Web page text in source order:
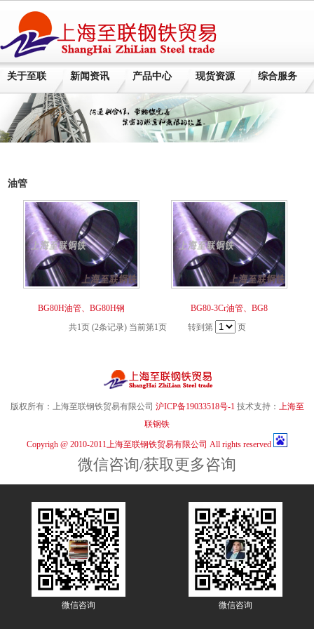
关于至联 新闻资讯 产品中心 现货资源 综合服务
油管
BG80H油管、BG80H钢
BG80-3Cr油管、BG8
共1页 (2条记录) 当前第1页 转到第
页
版权所有：上海至联钢铁贸易有限公司 沪ICP备19033518号-1技术支持： 上海至
联钢铁
Copyrigh @ 2010-2011上海至联钢铁贸易有限公司 All rights reserved
微信咨询/获取更多咨询
微信咨询 微信咨询